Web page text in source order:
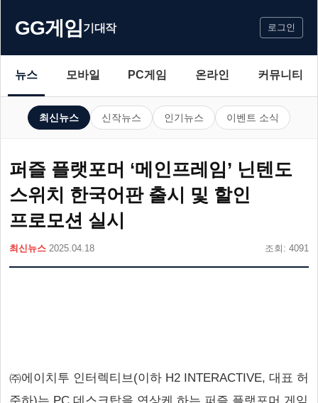
GG게임기대작 로그인
뉴스 모바일 PC게임 온라인 커뮤니티
최신뉴스 신작뉴스 인기뉴스 이벤트 소식
퍼즐 플랫포머 ‘메인프레임’ 닌텐도
스위치 한국어판 출시 및 할인
프로모션 실시
최신뉴스 2025.04.18 조회: 4091
㈜에이치투 인터렉티브(이하 H2 INTERACTIVE, 대표 허